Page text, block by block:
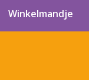
Winkelmandje